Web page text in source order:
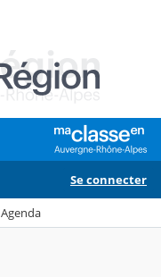
Se connecter
Agenda